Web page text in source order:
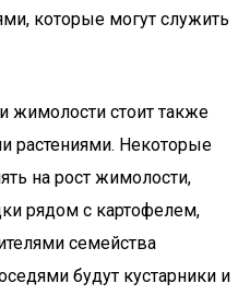
которые могут служить
жимолости стоит также
растениями. Некоторые
на рост жимолости,
рядом с картофелем,
семейства
будут кустарники и